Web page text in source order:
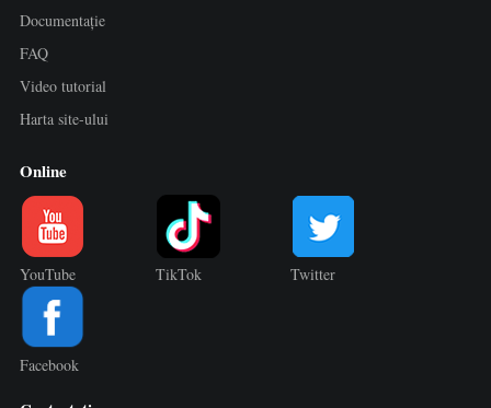
Documentație
FAQ
Video tutorial
Harta site-ului
Online
YouTube TikTok Twitter
Facebook